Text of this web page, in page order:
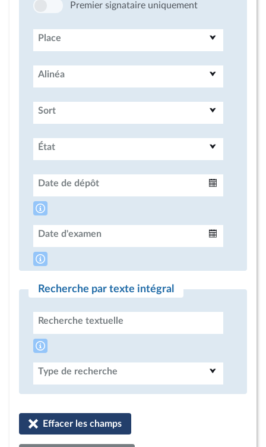
Premier signataire uniquement
Place
Alinéa
Sort
État
Date de dépôt
Date d'examen
Recherche par texte intégral
Recherche textuelle
Type de recherche
Effacer les champs